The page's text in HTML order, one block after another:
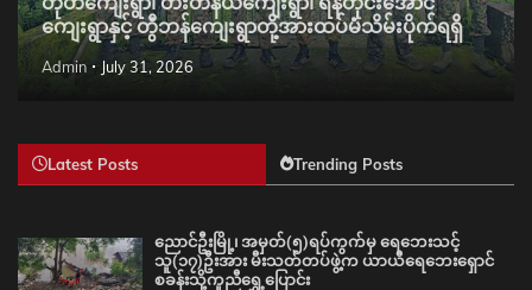
ကျေးရွာနှင့် တွီဘန်ကျေးရွာတို့အားထပ်မံသိမ်းပိုက်ရရှိ
Admin July 31, 2026
Latest Posts Trending Posts
ညောင်ဦးမြို့၊ အမှတ်(၅)ရပ်ကွက်မှ ရေဘေးသင့်
သူ(၁၇)ဦးအား မီးသတ်တပ်ဖွဲ့က ယာယီရေဘေးရှောင်
စခန်းသို့ကူညီရွှေ့ပြောင်း